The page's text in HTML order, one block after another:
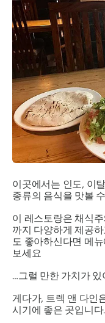
이곳에서는 인도, 이
종류의 음식을 맛볼
이 레스토랑은 채식
까지 다양하게 제공
도 좋아하신다면 메
보세요
…그럴 만한 가치가 있
게다가, 트렉 앤 다인
시기에 좋은 곳입니다.